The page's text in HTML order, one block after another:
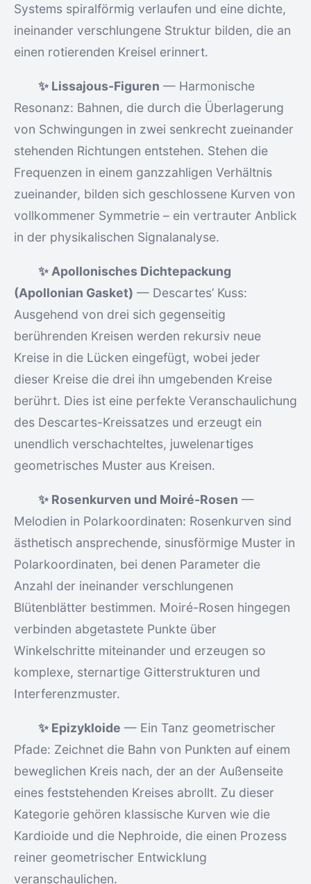
Systems spiralförmig verlaufen und eine dichte,
ineinander verschlungene Struktur bilden, die an
einen rotierenden Kreisel erinnert.
✨ Lissajous-Figuren — Harmonische
Resonanz: Bahnen, die durch die Überlagerung
von Schwingungen in zwei senkrecht zueinander
stehenden Richtungen entstehen. Stehen die
Frequenzen in einem ganzzahligen Verhältnis
zueinander, bilden sich geschlossene Kurven von
vollkommener Symmetrie – ein vertrauter Anblick
in der physikalischen Signalanalyse.
✨ Apollonisches Dichtepackung
(Apollonian Gasket) — Descartes’ Kuss:
Ausgehend von drei sich gegenseitig
berührenden Kreisen werden rekursiv neue
Kreise in die Lücken eingefügt, wobei jeder
dieser Kreise die drei ihn umgebenden Kreise
berührt. Dies ist eine perfekte Veranschaulichung
des Descartes-Kreissatzes und erzeugt ein
unendlich verschachteltes, juwelenartiges
geometrisches Muster aus Kreisen.
✨ Rosenkurven und Moiré-Rosen —
Melodien in Polarkoordinaten: Rosenkurven sind
ästhetisch ansprechende, sinusförmige Muster in
Polarkoordinaten, bei denen Parameter die
Anzahl der ineinander verschlungenen
Blütenblätter bestimmen. Moiré-Rosen hingegen
verbinden abgetastete Punkte über
Winkelschritte miteinander und erzeugen so
komplexe, sternartige Gitterstrukturen und
Interferenzmuster.
✨ Epizykloide — Ein Tanz geometrischer
Pfade: Zeichnet die Bahn von Punkten auf einem
beweglichen Kreis nach, der an der Außenseite
eines feststehenden Kreises abrollt. Zu dieser
Kategorie gehören klassische Kurven wie die
Kardioide und die Nephroide, die einen Prozess
reiner geometrischer Entwicklung
veranschaulichen.